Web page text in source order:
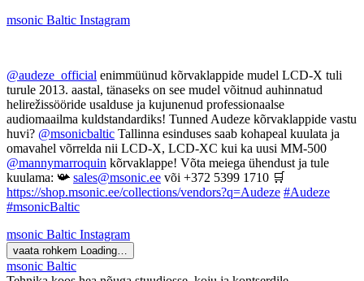
msonic Baltic Instagram
@audeze_official enimmüünud kõrvaklappide mudel LCD-X tuli
turule 2013. aastal, tänaseks on see mudel võitnud auhinnatud
helirežissööride usalduse ja kujunenud professionaalse
audiomaailma kuldstandardiks! Tunned Audeze kõrvaklappide vastu
huvi? @msonicbaltic Tallinna esinduses saab kohapeal kuulata ja
omavahel võrrelda nii LCD-X, LCD-XC kui ka uusi MM-500
@mannymarroquin kõrvaklappe! Võta meiega ühendust ja tule
kuulama: 📯 sales@msonic.ee või +372 5399 1710 🛒
https://shop.msonic.ee/collections/vendors?q=Audeze #Audeze
#msonicBaltic
msonic Baltic Instagram
vaata rohkem Loading…
msonic Baltic